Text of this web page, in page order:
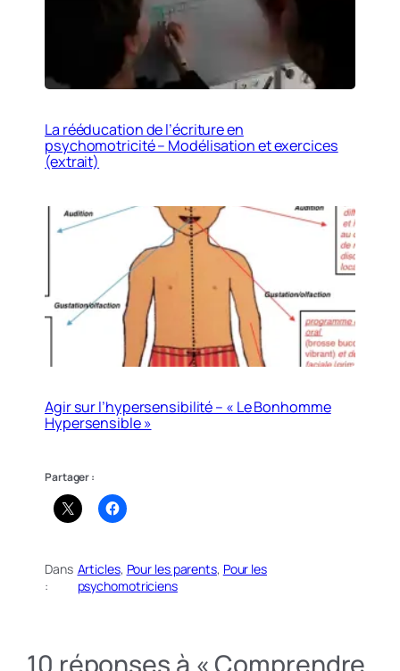
La rééducation de l’écriture en
psychomotricité – Modélisation et exercices
(extrait)
Agir sur l’hypersensibilité – « Le Bonhomme
Hypersensible »
Partager :
Dans
:
Articles, Pour les parents, Pour les
psychomotriciens